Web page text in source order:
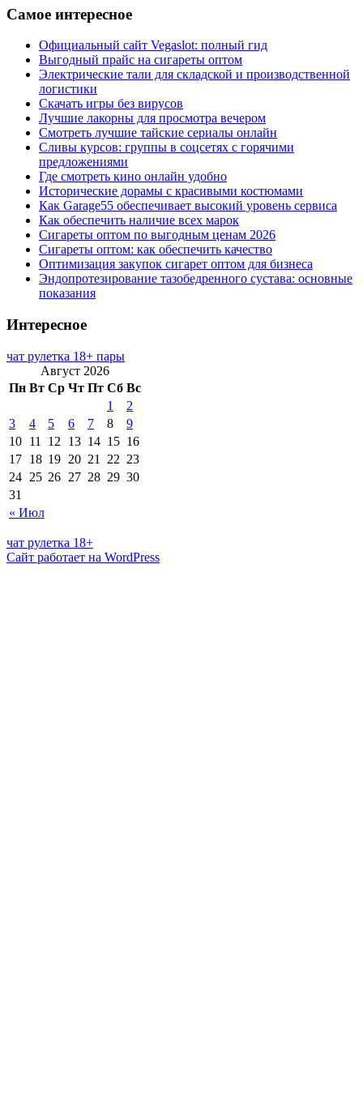
Самое интересное
Официальный сайт Vegaslot: полный гид
Выгодный прайс на сигареты оптом
Электрические тали для складской и производственной
логистики
Скачать игры без вирусов
Лучшие лакорны для просмотра вечером
Смотреть лучшие тайские сериалы онлайн
Сливы курсов: группы в соцсетях с горячими
предложениями
Где смотреть кино онлайн удобно
Исторические дорамы с красивыми костюмами
Как Garage55 обеспечивает высокий уровень сервиса
Как обеспечить наличие всех марок
Сигареты оптом по выгодным ценам 2026
Сигареты оптом: как обеспечить качество
Оптимизация закупок сигарет оптом для бизнеса
Эндопротезирование тазобедренного сустава: основные
показания
Интересное
чат рулетка 18+ пары
Август 2026
Пн Вт Ср Чт Пт Сб Вс
« Июл
1
2
3
4 5 6 7 8
9
10 11 12 13 14 15 16
17 18 19 20 21 22 23
24 25 26 27 28 29 30
31
чат рулетка 18+
Сайт работает на WordPress